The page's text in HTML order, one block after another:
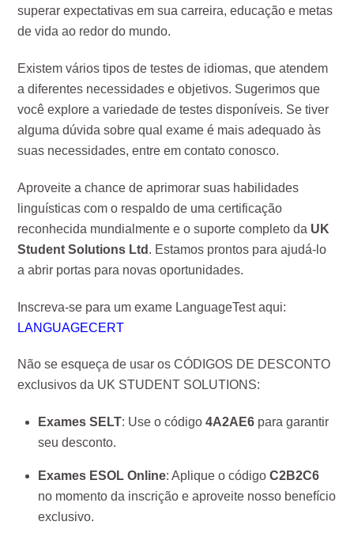
superar expectativas em sua carreira, educação e metas
de vida ao redor do mundo.
Existem vários tipos de testes de idiomas, que atendem
a diferentes necessidades e objetivos. Sugerimos que
você explore a variedade de testes disponíveis. Se tiver
alguma dúvida sobre qual exame é mais adequado às
suas necessidades, entre em contato conosco.
Aproveite a chance de aprimorar suas habilidades
linguísticas com o respaldo de uma certificação
reconhecida mundialmente e o suporte completo da UK
Student Solutions Ltd . Estamos prontos para ajudá-lo
a abrir portas para novas oportunidades.
Inscreva-se para um exame LanguageTest aqui:
LANGUAGECERT
Não se esqueça de usar os CÓDIGOS DE DESCONTO
exclusivos da UK STUDENT SOLUTIONS:
Exames SELT: Use o código 4A2AE6 para garantir
seu desconto.
Exames ESOL Online: Aplique o código C2B2C6
no momento da inscrição e aproveite nosso benefício
exclusivo.